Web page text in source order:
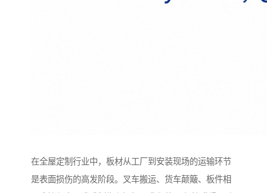
在全屋定制行业中，板材从工厂到安装现场的运输环节
是表面损伤的高发阶段。叉车搬运、货车颠簸、板件相